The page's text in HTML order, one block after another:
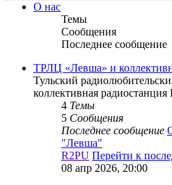
О нас
Темы
Сообщения
Последнее сообщение
ТРЛЦ «Левша» и
Тульский
коллективная
4 Темы
5 Сообщения
Последнее сообщение
"Левша"
R2PU Перейти к
08 апр 2026, 20:00